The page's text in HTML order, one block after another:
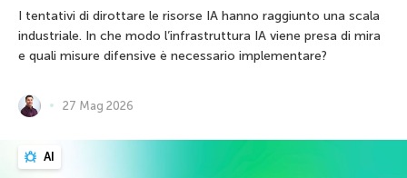
I tentativi di dirottare le risorse IA hanno raggiunto una scala
industriale. In che modo l’infrastruttura IA viene presa di mira
e quali misure difensive è necessario implementare?
27 Mag 2026
AI